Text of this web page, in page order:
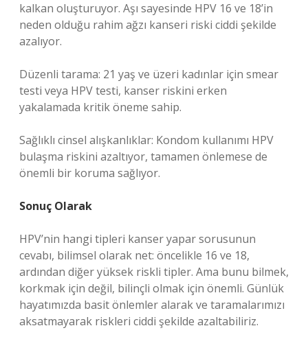
kalkan oluşturuyor. Aşı sayesinde HPV 16 ve 18’in
neden olduğu rahim ağzı kanseri riski ciddi şekilde
azalıyor.
Düzenli tarama: 21 yaş ve üzeri kadınlar için smear
testi veya HPV testi, kanser riskini erken
yakalamada kritik öneme sahip.
Sağlıklı cinsel alışkanlıklar: Kondom kullanımı HPV
bulaşma riskini azaltıyor, tamamen önlemese de
önemli bir koruma sağlıyor.
Sonuç Olarak
HPV’nin hangi tipleri kanser yapar sorusunun
cevabı, bilimsel olarak net: öncelikle 16 ve 18,
ardından diğer yüksek riskli tipler. Ama bunu bilmek,
korkmak için değil, bilinçli olmak için önemli. Günlük
hayatımızda basit önlemler alarak ve taramalarımızı
aksatmayarak riskleri ciddi şekilde azaltabiliriz.